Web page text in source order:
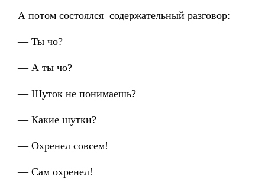
А потом состоялся содержательный разговор:
— Ты чо?
— А ты чо?
— Шуток не понимаешь?
— Какие шутки?
— Охренел совсем!
— Сам охренел!